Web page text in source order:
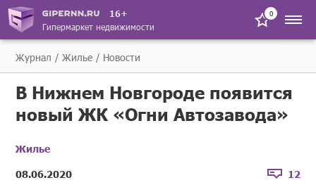
16+
Гипермаркет недвижимости
0
Журнал Жилье Новости
В Нижнем Новгороде появится
новый ЖК «Огни Автозавода»
Жилье
08.06.2020
12